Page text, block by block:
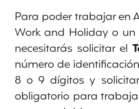
Para poder trabajar en
Work and Holiday o
necesitarás solicitar el
número de
8 o 9 dígitos y
obligatorio para